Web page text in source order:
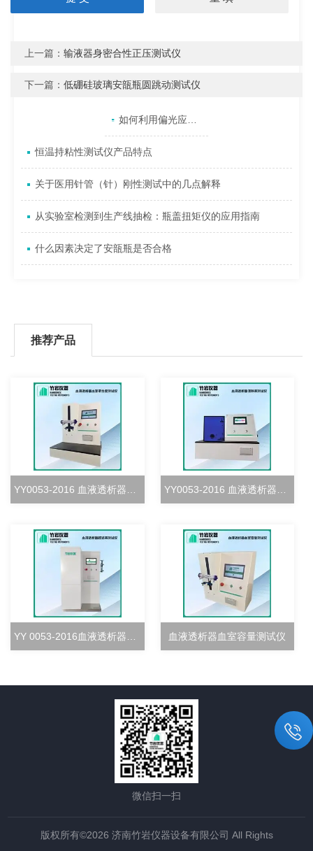
上一篇：输液器身密合性正压测试仪
下一篇：低硼硅玻璃安瓿瓶圆跳动测试仪
相关文章 如何利用偏光应力仪检测玻璃瓶的内应力？
恒温持粘性测试仪产品特点
关于医用针管（针）刚性测试中的几点解释
从实验室检测到生产线抽检：瓶盖扭矩仪的应用指南
什么因素决定了安瓿瓶是否合格
推荐产品
YY0053-2016 血液透析器血室密合度测试仪 YY0053-2016 血液透析器清除率测试仪
YY 0053-2016血液透析器超滤率测试仪 血液透析器血室容量测试仪
微信扫一扫
版权所有©2026 济南竹岩仪器设备有限公司 All Rights